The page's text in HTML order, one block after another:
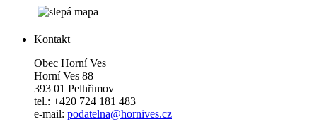
Kontakt
Obec Horní Ves
Horní Ves 88
393 01 Pelhřimov
tel.: +420 724 181 483
e-mail: podatelna@hornives.cz